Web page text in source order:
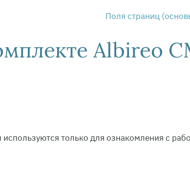
Поля страниц
Albireo
используются только для ознакомления с